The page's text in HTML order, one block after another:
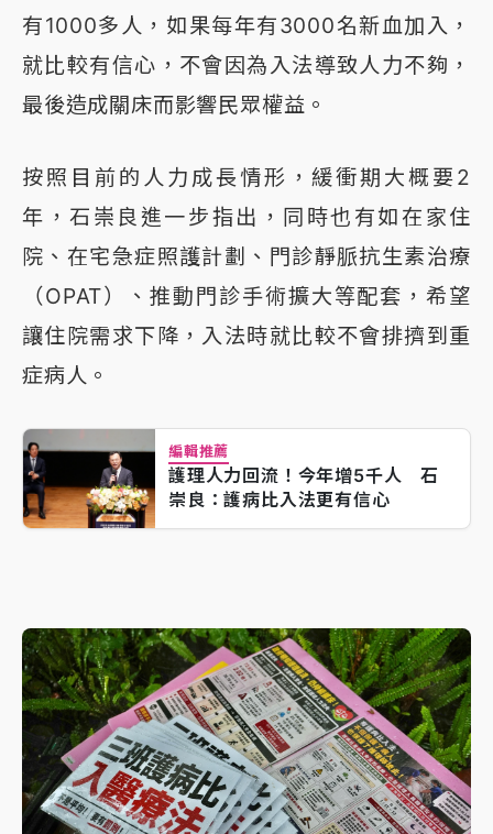
有1000多人，如果每年有3000名新血加入，
就比較有信心，不會因為入法導致人力不夠，
最後造成關床而影響民眾權益。
按照目前的人力成長情形，緩衝期大概要2
年，石崇良進一步指出，同時也有如在家住
院、在宅急症照護計劃、門診靜脈抗生素治療
（OPAT）、推動門診手術擴大等配套，希望
讓住院需求下降，入法時就比較不會排擠到重
症病人。
編輯推薦
護理人力回流！今年增5千人 石
崇良：護病比入法更有信心